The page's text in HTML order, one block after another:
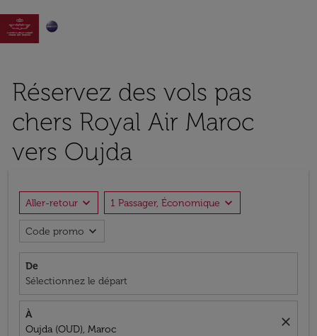

Réservez des vols pas
chers Royal Air Maroc
vers Oujda
Aller-retour expand_more 1 Passager, Économique expand_more
Code promo expand_more
De
Sélectionnez le départ
À
Oujda (OUD), Maroc
close